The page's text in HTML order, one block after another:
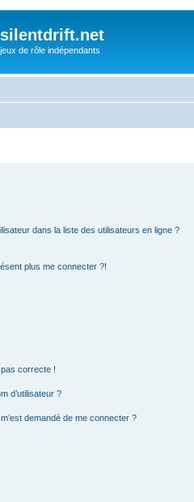
silentdrift.net
jeux de rôle indépendants
dans la liste des utilisateurs en ligne ?
plus me connecter ?!
pas correcte !
d’utilisateur ?
demandé de me connecter ?